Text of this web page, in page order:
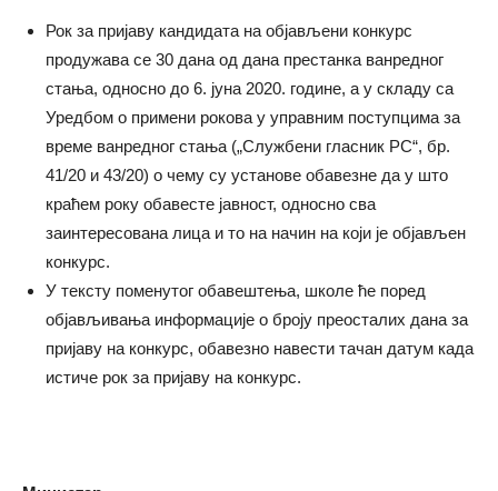
Рок за пријаву кандидата на објављени конкурс
продужава се 30 дана од дана престанка ванредног
стања, односно до 6. јуна 2020. године, а у складу са
Уредбом о примени рокова у управним поступцима за
време ванредног стања („Службени гласник РС“, бр.
41/20 и 43/20) о чему су установе обавезне да у што
краћем року обавесте јавност, односно сва
заинтересована лица и то на начин на који је објављен
конкурс.
У тексту поменутог обавештења, школе ће поред
објављивања информације о броју преосталих дана за
пријаву на конкурс, обавезно навести тачан датум када
истиче рок за пријаву на конкурс.